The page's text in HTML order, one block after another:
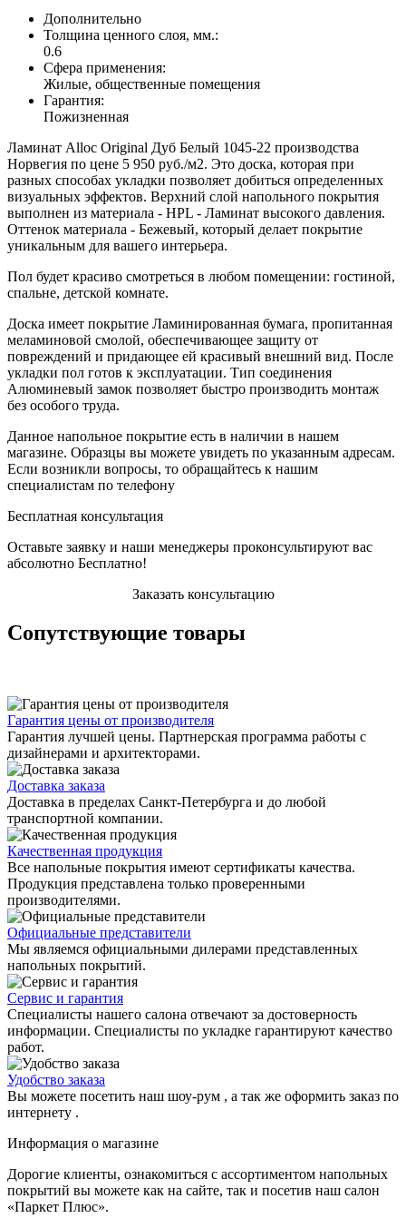
Дополнительно
Толщина ценного слоя, мм.:
0.6
Сфера применения:
Жилые, общественные помещения
Гарантия:
Пожизненная
Ламинат Alloc Original Дуб Белый 1045-22 производства
Норвегия по цене 5 950 руб./м2. Это доска, которая при
разных способах укладки позволяет добиться определенных
визуальных эффектов. Верхний слой напольного покрытия
выполнен из материала - HPL - Ламинат высокого давления.
Оттенок материала - Бежевый, который делает покрытие
уникальным для вашего интерьера.
Пол будет красиво смотреться в любом помещении: гостиной,
спальне, детской комнате.
Доска имеет покрытие Ламинированная бумага, пропитанная
меламиновой смолой, обеспечивающее защиту от
повреждений и придающее ей красивый внешний вид. После
укладки пол готов к эксплуатации. Тип соединения
Алюминевый замок позволяет быстро производить монтаж
без особого труда.
Данное напольное покрытие есть в наличии в нашем
магазине. Образцы вы можете увидеть по указанным адресам.
Если возникли вопросы, то обращайтесь к нашим
специалистам по телефону
Бесплатная консультация
Оставьте заявку и наши менеджеры проконсультируют вас
абсолютно Бесплатно!
Заказать консультацию
Сопутствующие товары
Гарантия цены от производителя
Гарантия лучшей цены. Партнерская программа работы с
дизайнерами и архитекторами.
Доставка заказа
Доставка в пределах Санкт-Петербурга и до любой
транспортной компании.
Качественная продукция
Все напольные покрытия имеют сертификаты качества.
Продукция представлена только проверенными
производителями.
Официальные представители
Мы являемся официальными дилерами представленных
напольных покрытий.
Сервис и гарантия
Специалисты нашего салона отвечают за достоверность
информации. Специалисты по укладке гарантируют качество
работ.
Удобство заказа
Вы можете посетить наш шоу-рум , а так же оформить заказ по
интернету .
Информация о магазине
Дорогие клиенты, ознакомиться с ассортиментом напольных
покрытий вы можете как на сайте, так и посетив наш салон
«Паркет Плюс».